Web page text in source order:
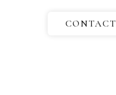
CONTACT